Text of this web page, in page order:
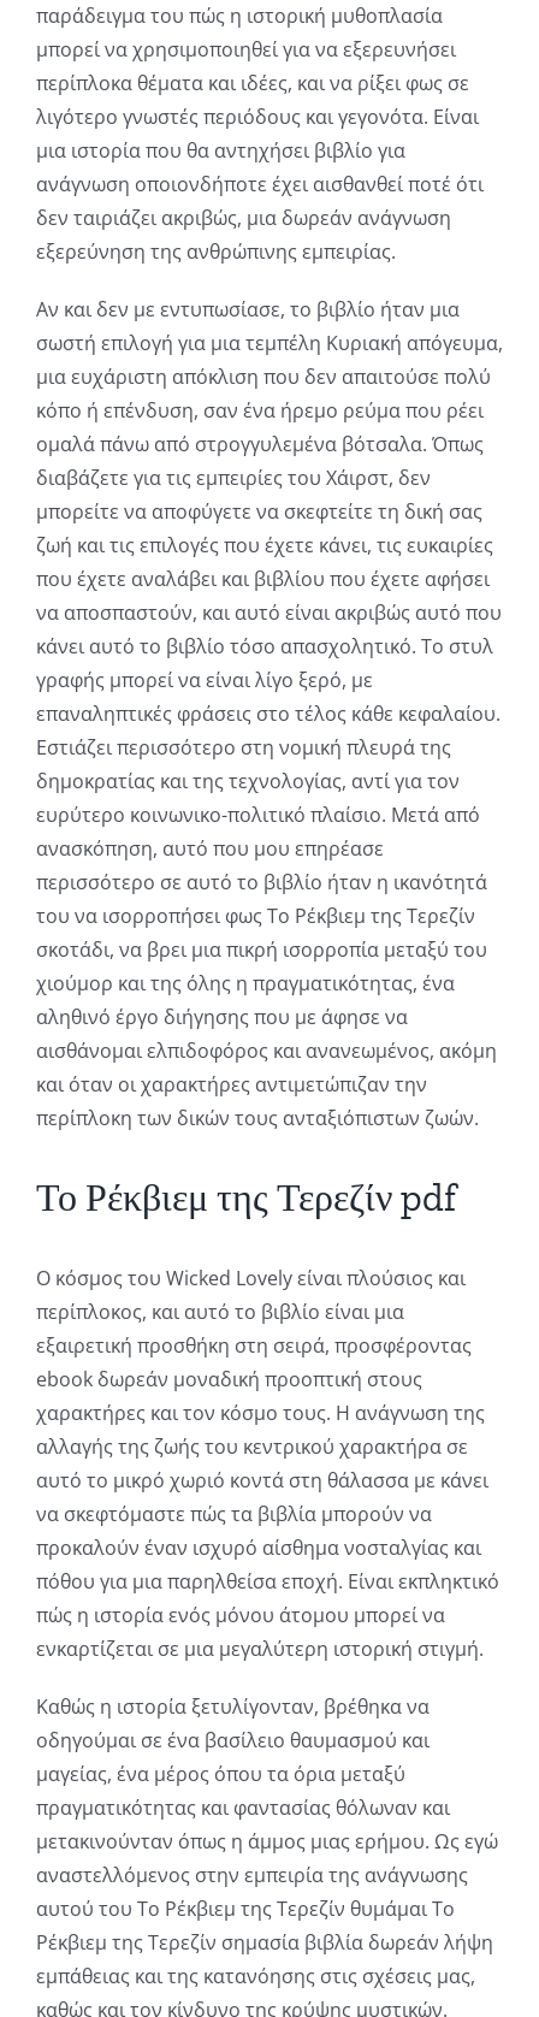
παράδειγμα του πώς η ιστορική μυθοπλασία
μπορεί να χρησιμοποιηθεί για να εξερευνήσει
περίπλοκα θέματα και ιδέες, και να ρίξει φως σε
λιγότερο γνωστές περιόδους και γεγονότα. Είναι
μια ιστορία που θα αντηχήσει βιβλίο για
ανάγνωση οποιονδήποτε έχει αισθανθεί ποτέ ότι
δεν ταιριάζει ακριβώς, μια δωρεάν ανάγνωση
εξερεύνηση της ανθρώπινης εμπειρίας.
Αν και δεν με εντυπωσίασε, το βιβλίο ήταν μια
σωστή επιλογή για μια τεμπέλη Κυριακή απόγευμα,
μια ευχάριστη απόκλιση που δεν απαιτούσε πολύ
κόπο ή επένδυση, σαν ένα ήρεμο ρεύμα που ρέει
ομαλά πάνω από στρογγυλεμένα βότσαλα. Όπως
διαβάζετε για τις εμπειρίες του Χάιρστ, δεν
μπορείτε να αποφύγετε να σκεφτείτε τη δική σας
ζωή και τις επιλογές που έχετε κάνει, τις ευκαιρίες
που έχετε αναλάβει και βιβλίου που έχετε αφήσει
να αποσπαστούν, και αυτό είναι ακριβώς αυτό που
κάνει αυτό το βιβλίο τόσο απασχολητικό. Το στυλ
γραφής μπορεί να είναι λίγο ξερό, με
επαναληπτικές φράσεις στο τέλος κάθε κεφαλαίου.
Εστιάζει περισσότερο στη νομική πλευρά της
δημοκρατίας και της τεχνολογίας, αντί για τον
ευρύτερο κοινωνικο-πολιτικό πλαίσιο. Μετά από
ανασκόπηση, αυτό που μου επηρέασε
περισσότερο σε αυτό το βιβλίο ήταν η ικανότητά
του να ισορροπήσει φως Το Ρέκβιεμ της Τερεζίν
σκοτάδι, να βρει μια πικρή ισορροπία μεταξύ του
χιούμορ και της όλης η πραγματικότητας, ένα
αληθινό έργο διήγησης που με άφησε να
αισθάνομαι ελπιδοφόρος και ανανεωμένος, ακόμη
και όταν οι χαρακτήρες αντιμετώπιζαν την
περίπλοκη των δικών τους ανταξιόπιστων ζωών.
Το Ρέκβιεμ της Τερεζίν pdf
Ο κόσμος του Wicked Lovely είναι πλούσιος και
περίπλοκος, και αυτό το βιβλίο είναι μια
εξαιρετική προσθήκη στη σειρά, προσφέροντας
ebook δωρεάν μοναδική προοπτική στους
χαρακτήρες και τον κόσμο τους. Η ανάγνωση της
αλλαγής της ζωής του κεντρικού χαρακτήρα σε
αυτό το μικρό χωριό κοντά στη θάλασσα με κάνει
να σκεφτόμαστε πώς τα βιβλία μπορούν να
προκαλούν έναν ισχυρό αίσθημα νοσταλγίας και
πόθου για μια παρηλθείσα εποχή. Είναι εκπληκτικό
πώς η ιστορία ενός μόνου άτομου μπορεί να
ενκαρτίζεται σε μια μεγαλύτερη ιστορική στιγμή.
Καθώς η ιστορία ξετυλίγονταν, βρέθηκα να
οδηγούμαι σε ένα βασίλειο θαυμασμού και
μαγείας, ένα μέρος όπου τα όρια μεταξύ
πραγματικότητας και φαντασίας θόλωναν και
μετακινούνταν όπως η άμμος μιας ερήμου. Ως εγώ
αναστελλόμενος στην εμπειρία της ανάγνωσης
αυτού του Το Ρέκβιεμ της Τερεζίν θυμάμαι Το
Ρέκβιεμ της Τερεζίν σημασία βιβλία δωρεάν λήψη
εμπάθειας και της κατανόησης στις σχέσεις μας,
καθώς και τον κίνδυνο της κρύψης μυστικών.
Exploring
the
Intersection
Technology
Chance:
The
Role
of
Unlimluck
in
Revolutionizing
Online
Casino
Games
and
Slots
The
incorporation
of
technology